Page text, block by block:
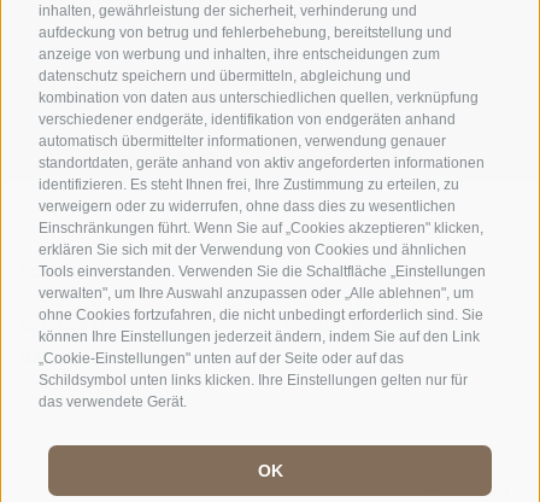
inhalten, gewährleistung der sicherheit, verhinderung und
aufdeckung von betrug und fehlerbehebung, bereitstellung und
anzeige von werbung und inhalten, ihre entscheidungen zum
datenschutz speichern und übermitteln, abgleichung und
kombination von daten aus unterschiedlichen quellen, verknüpfung
verschiedener endgeräte, identifikation von endgeräten anhand
automatisch übermittelter informationen, verwendung genauer
standortdaten, geräte anhand von aktiv angeforderten informationen
identifizieren. Es steht Ihnen frei, Ihre Zustimmung zu erteilen, zu
verweigern oder zu widerrufen, ohne dass dies zu wesentlichen
Einschränkungen führt. Wenn Sie auf „Cookies akzeptieren" klicken,
erklären Sie sich mit der Verwendung von Cookies und ähnlichen
Tools einverstanden. Verwenden Sie die Schaltfläche „Einstellungen
verwalten", um Ihre Auswahl anzupassen oder „Alle ablehnen", um
ohne Cookies fortzufahren, die nicht unbedingt erforderlich sind. Sie
können Ihre Einstellungen jederzeit ändern, indem Sie auf den Link
„Cookie-Einstellungen" unten auf der Seite oder auf das
Schildsymbol unten links klicken. Ihre Einstellungen gelten nur für
das verwendete Gerät.
OK
AMT FÜR DEN NATIONALPARK STILFSERJOCH
SOCIAL-MEDIA-RICHTLINIEN | IMPRESSUM | SITEMAP | COOKIE-RICHTLINIE
PRIVACY | Cookie Präferenzen
KONTAKTE BESUCHERZENTREN
GEFÜHRTE
NATURERLEBNISSE
SCHULEN